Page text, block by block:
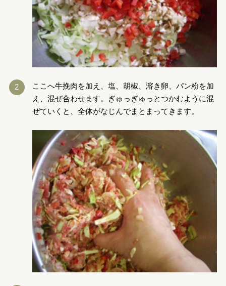
ここへ牛挽肉を加え、塩、胡椒、溶き卵、パン粉を加
え、混ぜ合わせます。ぎゅっぎゅっとつかむように混
ぜていくと、全体がなじんでまとまってきます。